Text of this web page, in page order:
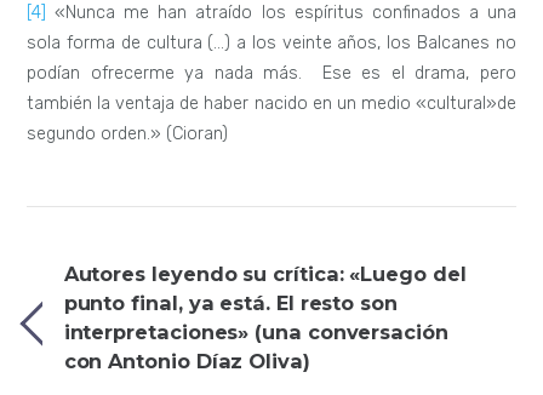
[4]
«Nunca me han atraído los espíritus confinados a una
sola forma de cultura (…) a los veinte años, los Balcanes no
podían ofrecerme ya nada más. Ese es el drama, pero
también la ventaja de haber nacido en un medio «cultural»de
segundo orden.» (Cioran)
Autores leyendo su crítica: «Luego del
punto final, ya está. El resto son
interpretaciones» (una conversación
con Antonio Díaz Oliva)